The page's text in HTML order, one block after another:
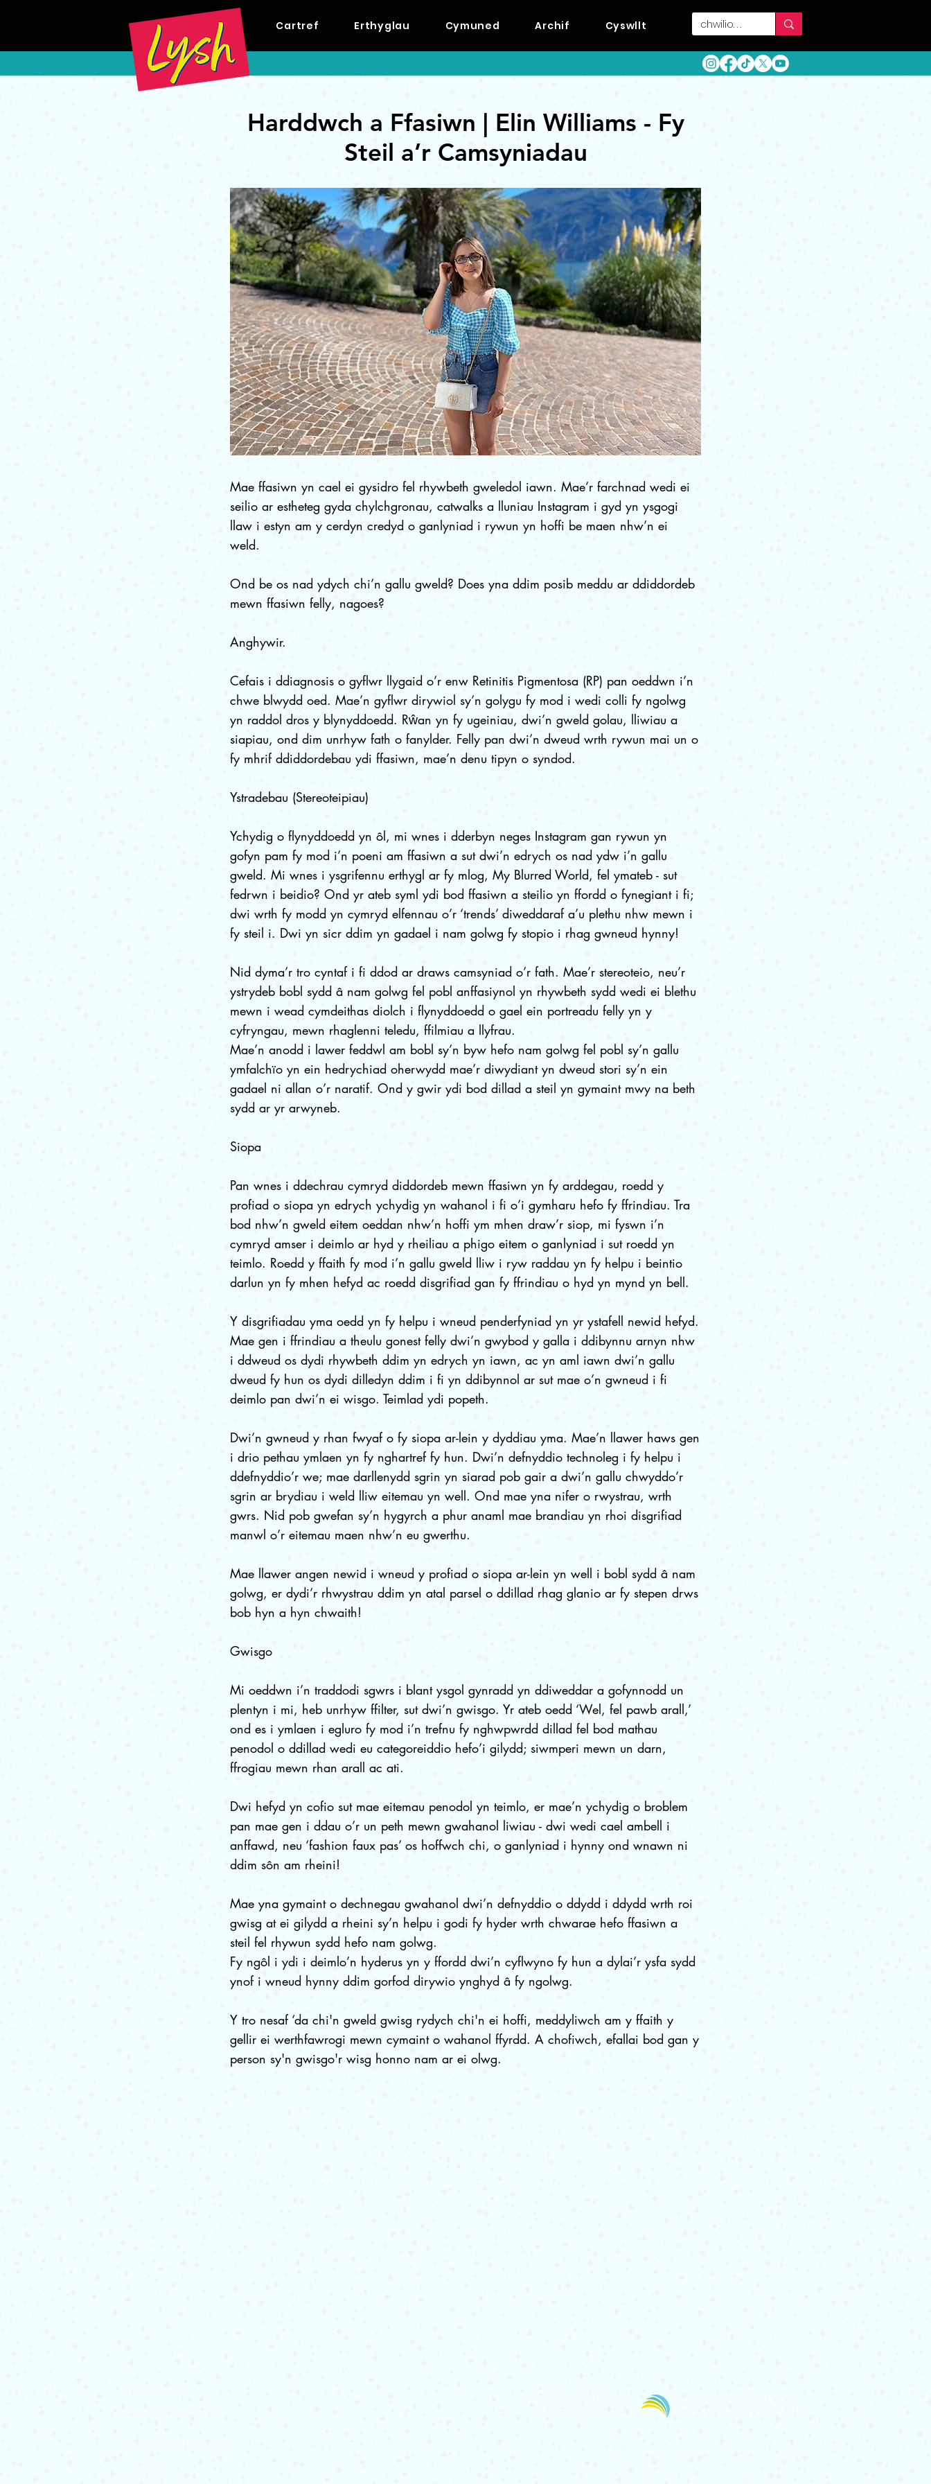
Cartref Erthyglau Cymuned Archif Cyswllt
Harddwch a Ffasiwn | Elin Williams - Fy
Steil a’r Camsyniadau
Mae ffasiwn yn cael ei gysidro fel rhywbeth gweledol iawn. Mae’r farchnad wedi ei
seilio ar estheteg gyda chylchgronau, catwalks a lluniau Instagram i gyd yn ysgogi
llaw i estyn am y cerdyn credyd o ganlyniad i rywun yn hoffi be maen nhw’n ei
weld.
Ond be os nad ydych chi’n gallu gweld? Does yna ddim posib meddu ar ddiddordeb
mewn ffasiwn felly, nagoes?
Anghywir.
Cefais i ddiagnosis o gyflwr llygaid o’r enw Retinitis Pigmentosa (RP) pan oeddwn i’n
chwe blwydd oed. Mae’n gyflwr dirywiol sy’n golygu fy mod i wedi colli fy ngolwg
yn raddol dros y blynyddoedd. Rŵan yn fy ugeiniau, dwi’n gweld golau, lliwiau a
siapiau, ond dim unrhyw fath o fanylder. Felly pan dwi’n dweud wrth rywun mai un o
fy mhrif ddiddordebau ydi ffasiwn, mae’n denu tipyn o syndod.
Ystradebau (Stereoteipiau)
Ychydig o flynyddoedd yn ôl, mi wnes i dderbyn neges Instagram gan rywun yn
gofyn pam fy mod i’n poeni am ffasiwn a sut dwi’n edrych os nad ydw i’n gallu
gweld. Mi wnes i ysgrifennu erthygl ar fy mlog, My Blurred World, fel ymateb - sut
fedrwn i beidio? Ond yr ateb syml ydi bod ffasiwn a steilio yn ffordd o fynegiant i fi;
dwi wrth fy modd yn cymryd elfennau o’r ‘trends’ diweddaraf a’u plethu nhw mewn i
fy steil i. Dwi yn sicr ddim yn gadael i nam golwg fy stopio i rhag gwneud hynny!
Nid dyma’r tro cyntaf i fi ddod ar draws camsyniad o’r fath. Mae’r stereoteio, neu’r
ystrydeb bobl sydd â nam golwg fel pobl anffasiynol yn rhywbeth sydd wedi ei blethu
mewn i wead cymdeithas diolch i flynyddoedd o gael ein portreadu felly yn y
cyfryngau, mewn rhaglenni teledu, ffilmiau a llyfrau.
Mae’n anodd i lawer feddwl am bobl sy’n byw hefo nam golwg fel pobl sy’n gallu
ymfalchïo yn ein hedrychiad oherwydd mae’r diwydiant yn dweud stori sy’n ein
gadael ni allan o’r naratif. Ond y gwir ydi bod dillad a steil yn gymaint mwy na beth
sydd ar yr arwyneb.
Siopa
Pan wnes i ddechrau cymryd diddordeb mewn ffasiwn yn fy arddegau, roedd y
profiad o siopa yn edrych ychydig yn wahanol i fi o’i gymharu hefo fy ffrindiau. Tra
bod nhw’n gweld eitem oeddan nhw’n hoffi ym mhen draw’r siop, mi fyswn i’n
cymryd amser i deimlo ar hyd y rheiliau a phigo eitem o ganlyniad i sut roedd yn
teimlo. Roedd y ffaith fy mod i’n gallu gweld lliw i ryw raddau yn fy helpu i beintio
darlun yn fy mhen hefyd ac roedd disgrifiad gan fy ffrindiau o hyd yn mynd yn bell.
Y disgrifiadau yma oedd yn fy helpu i wneud penderfyniad yn yr ystafell newid hefyd.
Mae gen i ffrindiau a theulu gonest felly dwi’n gwybod y galla i ddibynnu arnyn nhw
i ddweud os dydi rhywbeth ddim yn edrych yn iawn, ac yn aml iawn dwi’n gallu
dweud fy hun os dydi dilledyn ddim i fi yn ddibynnol ar sut mae o’n gwneud i fi
deimlo pan dwi’n ei wisgo. Teimlad ydi popeth.
Dwi’n gwneud y rhan fwyaf o fy siopa ar-lein y dyddiau yma. Mae’n llawer haws gen
i drio pethau ymlaen yn fy nghartref fy hun. Dwi’n defnyddio technoleg i fy helpu i
ddefnyddio’r we; mae darllenydd sgrin yn siarad pob gair a dwi’n gallu chwyddo’r
sgrin ar brydiau i weld lliw eitemau yn well. Ond mae yna nifer o rwystrau, wrth
gwrs. Nid pob gwefan sy’n hygyrch a phur anaml mae brandiau yn rhoi disgrifiad
manwl o’r eitemau maen nhw’n eu gwerthu.
Mae llawer angen newid i wneud y profiad o siopa ar-lein yn well i bobl sydd â nam
golwg, er dydi’r rhwystrau ddim yn atal parsel o ddillad rhag glanio ar fy stepen drws
bob hyn a hyn chwaith!
Gwisgo
Mi oeddwn i’n traddodi sgwrs i blant ysgol gynradd yn ddiweddar a gofynnodd un
plentyn i mi, heb unrhyw ffilter, sut dwi’n gwisgo. Yr ateb oedd ‘Wel, fel pawb arall,’
ond es i ymlaen i egluro fy mod i’n trefnu fy nghwpwrdd dillad fel bod mathau
penodol o ddillad wedi eu categoreiddio hefo’i gilydd; siwmperi mewn un darn,
ffrogiau mewn rhan arall ac ati.
Dwi hefyd yn cofio sut mae eitemau penodol yn teimlo, er mae’n ychydig o broblem
pan mae gen i ddau o’r un peth mewn gwahanol liwiau - dwi wedi cael ambell i
anffawd, neu ‘fashion faux pas’ os hoffwch chi, o ganlyniad i hynny ond wnawn ni
ddim sôn am rheini!
Mae yna gymaint o dechnegau gwahanol dwi’n defnyddio o ddydd i ddydd wrth roi
gwisg at ei gilydd a rheini sy’n helpu i godi fy hyder wrth chwarae hefo ffasiwn a
steil fel rhywun sydd hefo nam golwg.
Fy ngôl i ydi i deimlo’n hyderus yn y ffordd dwi’n cyflwyno fy hun a dylai’r ysfa sydd
ynof i wneud hynny ddim gorfod dirywio ynghyd â fy ngolwg.
Y tro nesaf ‘da chi'n gweld gwisg rydych chi'n ei hoffi, meddyliwch am y ffaith y
gellir ei werthfawrogi mewn cymaint o wahanol ffyrdd. A chofiwch, efallai bod gan y
person sy'n gwisgo'r wisg honno nam ar ei olwg.